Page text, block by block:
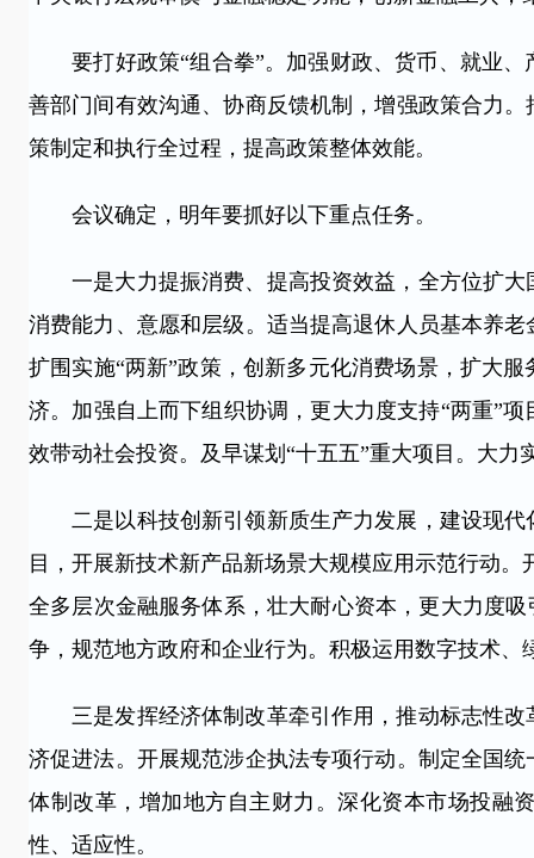
要打好政策“组合拳”。加强财政、货币、就业、
善部门间有效沟通、协商反馈机制，增强政策合力
策制定和执行全过程，提高政策整体效能。
会议确定，明年要抓好以下重点任务。
一是大力提振消费、提高投资效益，全方位扩大
消费能力、意愿和层级。适当提高退休人员基本养
扩围实施“两新”政策，创新多元化消费场景，扩大
济。加强自上而下组织协调，更大力度支持“两重”
效带动社会投资。及早谋划“十五五”重大项目。大
二是以科技创新引领新质生产力发展，建设现代
目，开展新技术新产品新场景大规模应用示范行动
全多层次金融服务体系，壮大耐心资本，更大力度
争，规范地方政府和企业行为。积极运用数字技术、
三是发挥经济体制改革牵引作用，推动标志性改
济促进法。开展规范涉企执法专项行动。制定全国
体制改革，增加地方自主财力。深化资本市场投融
性、适应性。